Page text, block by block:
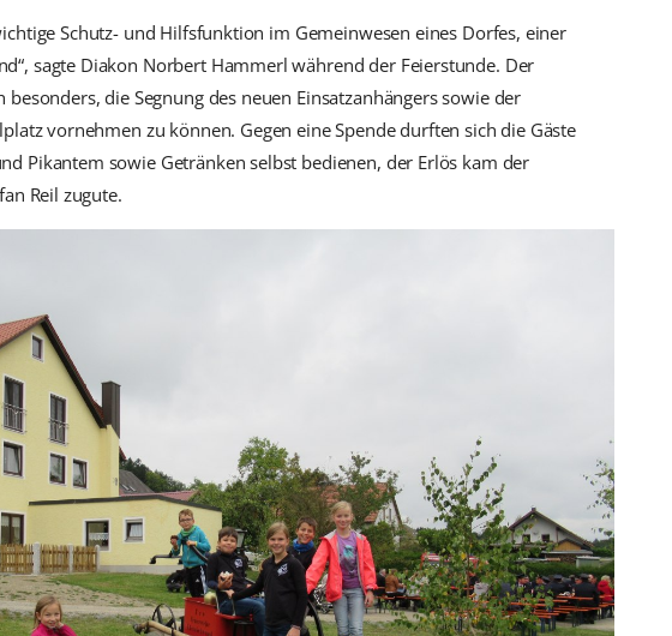
Schutz- und Hilfsfunktion im Gemeinwesen eines Dorfes, einer
sagte Diakon Norbert Hammerl während der Feierstunde. Der
die Segnung des neuen Einsatzanhängers sowie der
vornehmen zu können. Gegen eine Spende durften sich die Gäste
Pikantem sowie Getränken selbst bedienen, der Erlös kam der
Reil zugute.